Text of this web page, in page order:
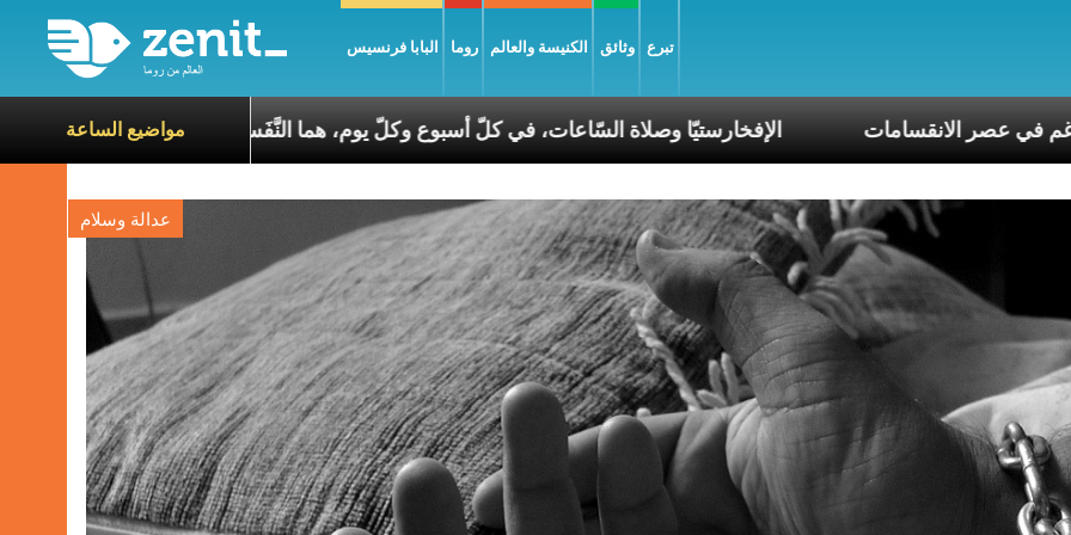
البابا فرنسيس روما الكنيسة والعالم وثائق تبرع
مواضيع الساعة
الإفخارستيّا وصلاة السّاعات، في كلّ أسبوع وكلّ يوم، هما النَّفَس في حياة كونوا أنبياء تناغم في عصر الانقسامات
عدالة وسلام